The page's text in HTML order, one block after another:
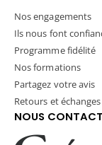
Nos engagements
Ils nous font
Programme fidélité
Nos formations
Partagez votre avis
Retours et échanges
NOUS